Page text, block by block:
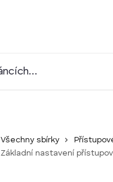
Všechny sbírky
Základní nastavení